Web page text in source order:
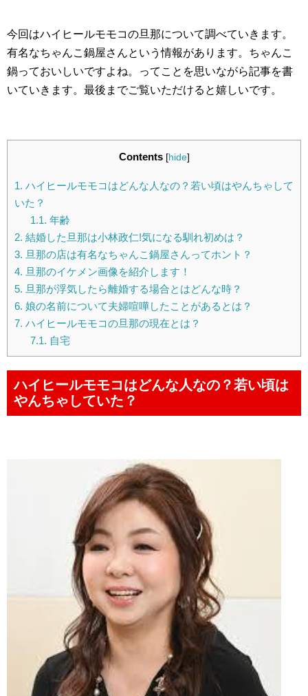
今回はハイヒールモモコの旦那について調べていきます。
有名なちゃんこ鍋屋さんという情報があります。ちゃんこ
鍋っておいしいですよね。ってことを思いながら記事を書
いていきます。最後までご覧いただけると嬉しいです。
Contents [hide]
1. ハイヒールモモコはどんな人なの？若い頃はやんちゃして
いた？
1.1. 年齢
2. 結婚した旦那は小林政仁!気になる馴れ初めは？
3. 旦那の店は有名なちゃんこ鍋屋さんってホント？
4. 旦那のイケメン画像を紹介します！
5. 旦那が浮気したら離婚する場合とはどんな時？
6. 娘の名前について夫婦喧嘩したことがあるとは？
7. ハイヒールモモコの旦那の現在とは？
7.1. 自宅
ハイヒールモモコはどんな人なの？若い頃は
やんちゃしていた？